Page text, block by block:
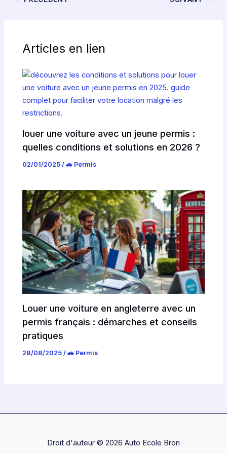
Articles en lien
louer une voiture avec un jeune permis :
quelles conditions et solutions en 2026 ?
02/01/2025/🚗 Permis
Louer une voiture en angleterre avec un
permis français : démarches et conseils
pratiques
28/08/2025/🚗 Permis
Droit d'auteur © 2026 Auto Ecole Bron